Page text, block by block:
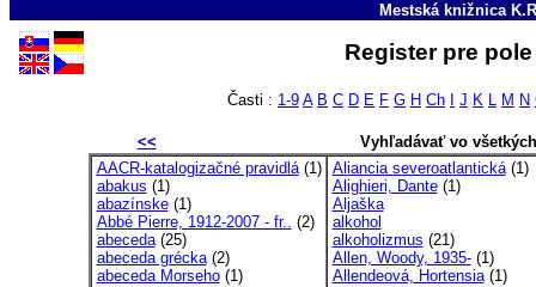
Mestská knižnica
Register pre
Časti : 1-9 A B C D E F G H Ch J K L M N
<<
Vyhľadávať vo
AACR-katalogizačné pravidlá(1)
abakus (1)
abazínske(1)
Abbé Pierre, 1912-2007 - fr.. (2)
abeceda(25)
abeceda grécka(2)
abeceda Morseho(1)
Aliancia severoatlantická(1)
Alighieri, Dante(1)
Aljaška
alkohol
alkoholizmus (21)
Allen, Woody, 1935-(1)
Allendeová, Hortensia(1)